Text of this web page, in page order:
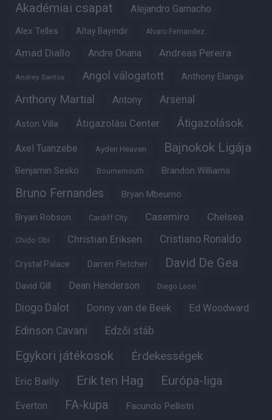
Akadémiai csapat Alejandro Garnacho
Alex Telles Altay Bayindir Alvaro Fernandez
Amad Diallo Andre Onana Andreas Pereira
Andrey Santos Angol válogatott Anthony Elanga
Anthony Martial Antony Arsenal
Aston Villa Átigazolási Center Átigazolások
Axel Tuanzebe Ayden Heaven Bajnokok Ligája
Benjamin Sesko Bournemouth Brandon Williams
Bruno Fernandes Bryan Mbeumo
Bryan Robson Cardiff City Casemiro Chelsea
Chido Obi Christian Eriksen Cristiano Ronaldo
Crystal Palace Darren Fletcher David De Gea
David Gill Dean Henderson Diego Leon
Diogo Dalot Donny van de Beek Ed Woodward
Edinson Cavani Edzői stáb
Egykori játékosok Érdekességek
Eric Bailly Erik ten Hag Európa-liga
Everton FA-kupa Facundo Pellistri